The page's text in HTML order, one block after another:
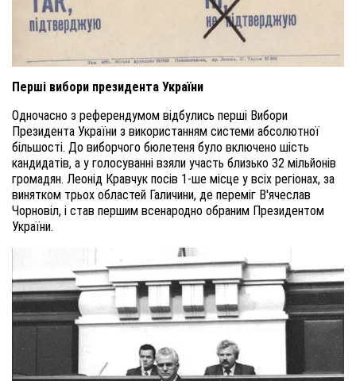
Перші вибори президента України
Одночасно з референдумом відбулись перші Вибори
Президента України з використанням системи абсолютної
більшості. До виборчого бюлетеня було включено шість
кандидатів, а у голосуванні взяли участь близько 32 мільйонів
громадян. Леонід Кравчук посів 1-ше місце у всіх регіонах, за
винятком трьох областей Галичини, де переміг В'ячеслав
Чорновіл, і став першим всенародно обраним Президентом
України.